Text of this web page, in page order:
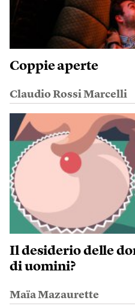
Coppie aperte
Claudio Rossi Marcelli
Il desiderio delle
di uomini?
Maïa Mazaurette